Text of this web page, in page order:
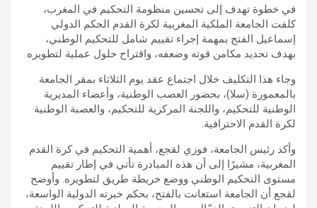
في خطوة تهدف إلى تحسين منظومة التحكيم في المغرب،
كلفت الجامعة الملكية المغربية لكرة القدم الحكم الدولي
إسماعيل الفتح بمهمة إجراء تقييم شامل للتحكيم الوطني،
بهدف تحديد مكامن قوته وضعفه، واقتراح حلول عملية لتطويره.
وجاء هذا التكليف خلال اجتماع عقد يوم الثلاثاء بمقر الجامعة
بالمعمورة (سلا)، بحضور العصب الوطنية، وأعضاء المديرية
الوطنية للتحكيم، واللجنة المركزية للتحكيم، والعصبة الوطنية
لكرة القدم الاحترافية.
وأكد رئيس الجامعة، فوزي لقجع، أهمية التحكيم في كرة القدم
المغربية، مشيرًا إلى أن هذه المبادرة تأتي في إطار تقييم
مستوى التحكيم الوطني ووضع خريطة طريق لتطويره. وأوضح
لقجع أن الجامعة استعانت بالفتح، بحكم خبرته الدولية الواسعة،